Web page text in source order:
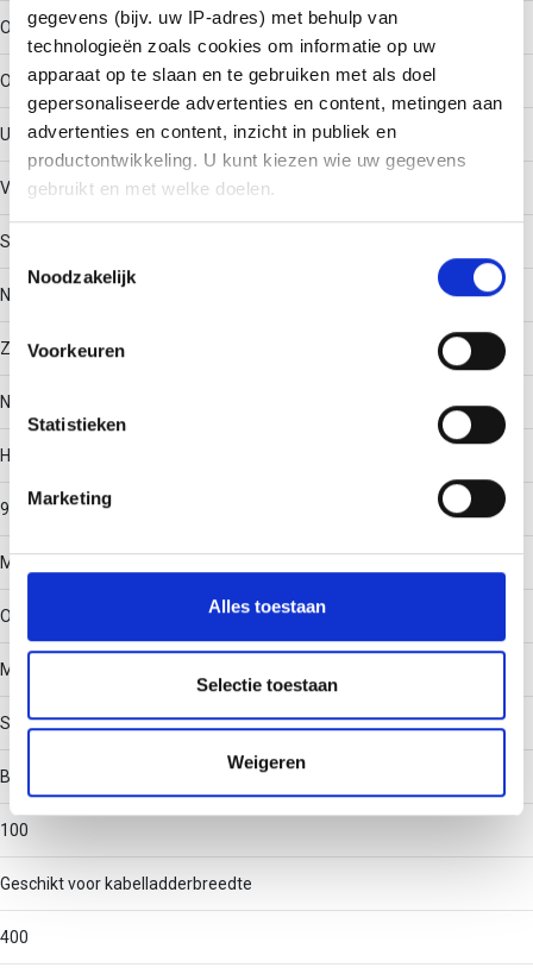
gegevens (bijv. uw IP-adres) met behulp van
technologieën zoals cookies om informatie op uw
apparaat op te slaan en te gebruiken met als doel
gepersonaliseerde advertenties en content, metingen aan
advertenties en content, inzicht in publiek en
productontwikkeling. U kunt kiezen wie uw gegevens
gebruikt en met welke doelen.
Informatie verzamelen over uw geografische locatie,
Uw apparaat identificeren door het actief te scannen
op specifieke eigenschappen (fingerprinting)
verwerkt en stel uw voorkeuren in het
detailgedeelte in.
personaliseren, om functies voor social media te bieden
en om ons websiteverkeer te analyseren. Ook delen we
partners voor social media, adverteren en analyse. Deze
partners kunnen deze gegevens combineren met andere
verzameld op basis van uw gebruik van hun services.
Toestemmingsselectie
Noodzakelijk
Voorkeuren
Statistieken
Marketing
Alles toestaan
Selectie toestaan
Weigeren
Oppervlaktebescherming
Overig
Uitvoeringsvorm sport
Vlak profiel (strip)
Scharnierend
Nee
Zijperforatie
Nee
Hoek
90°
Materiaalkwaliteit
Overig
Materiaal
Staal
Binnenstraal
100
Geschikt voor kabelladderbreedte
400